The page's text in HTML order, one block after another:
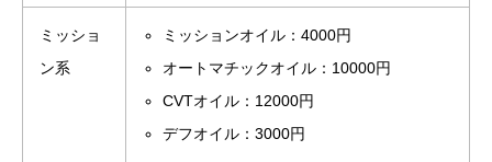
ミッショ
ン系
ミッションオイル：4000円
オートマチックオイル：10000円
CVTオイル：12000円
デフオイル：3000円